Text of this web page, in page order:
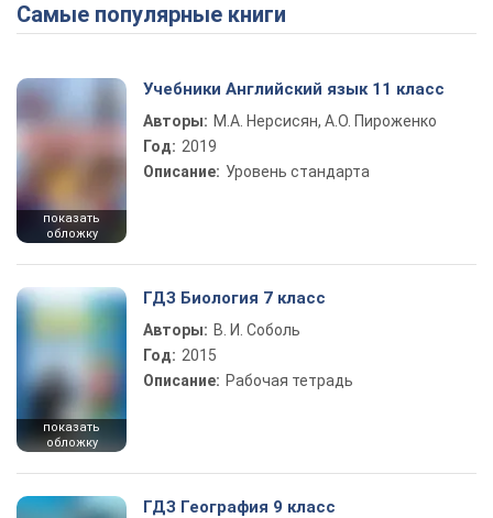
Play Video
Самые популярные книги
показать
обложку
Учебники Английский язык 11 класс
Авторы: М.А. Нерсисян, А.О. Пироженко
Год: 2019
Описание: Уровень стандарта
показать
обложку
ГДЗ Биология 7 класс
Авторы: В. И. Соболь
Год: 2015
Описание: Рабочая тетрадь
ГДЗ География 9 класс